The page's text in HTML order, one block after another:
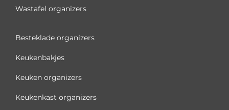
Besteklade organizers
Keukenbakjes
Keuken organizers
Keukenkast organizers
Wastafel organizers